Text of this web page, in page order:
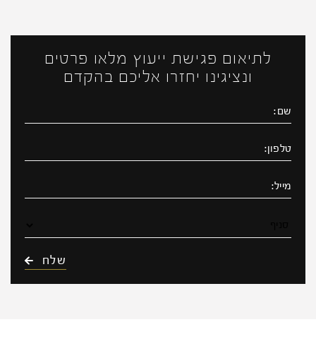
לתיאום פגישת ייעוץ מלאו פרטים
ונציגינו יחזרו אליכם בהקדם